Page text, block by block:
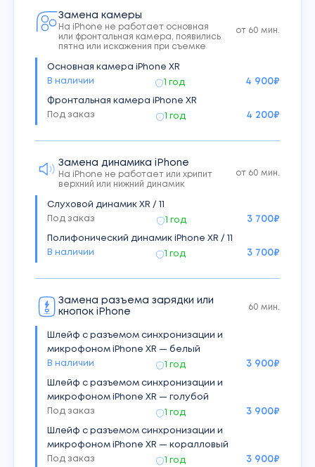
Замена камеры
На iPhone не работает основная
или фронтальная камера, появились
пятна или искажения при съемке
от 60 мин.
Основная камера iPhone XR
В наличии
1 год 4 900₽
Фронтальная камера iPhone XR
Под заказ
1 год 4 200₽
Замена динамика iPhone
На iPhone не работает или хрипит
верхний или нижний динамик
от 60 мин.
Слуховой динамик XR / 11
Под заказ
1 год 3 700₽
Полифонический динамик iPhone XR / 11
В наличии
1 год 3 700₽
Замена разъема зарядки или
кнопок iPhone
60 мин.
Шлейф с разъемом синхронизации и
микрофоном iPhone XR — белый
В наличии
1 год 3 900₽
Шлейф с разъемом синхронизации и
микрофоном iPhone XR — голубой
Под заказ
1 год 3 900₽
Шлейф с разъемом синхронизации и
микрофоном iPhone XR — коралловый
Под заказ
1 год 3 900₽